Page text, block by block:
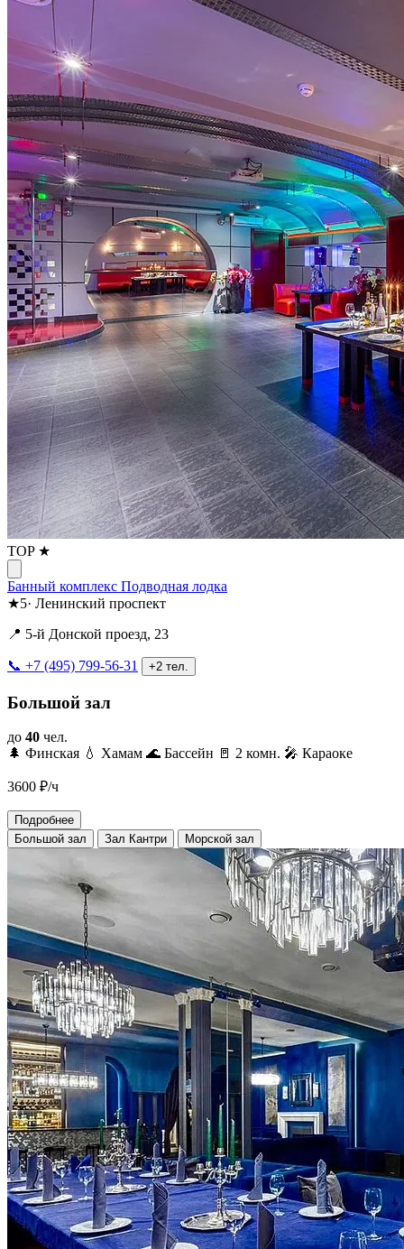
TOP ★
Банный комплекс Подводная лодка
★5· Ленинский проспект
📍 5-й Донской проезд, 23
📞 +7 (495) 799-56-31 +2 тел.
Большой зал
до 40 чел.
🌲 Финская 💧 Хамам 🌊 Бассейн 🚪 2 комн. 🎤 Караоке
3600 ₽/ч
Подробнее
Большой зал
Зал Кантри Морской зал